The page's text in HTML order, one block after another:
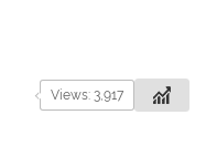
Views: 3,917